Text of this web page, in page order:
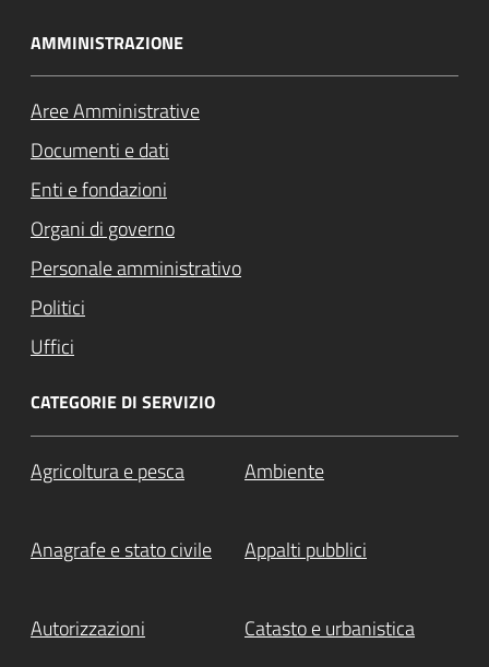
AMMINISTRAZIONE
Aree Amministrative
Documenti e dati
Enti e fondazioni
Organi di governo
Personale amministrativo
Politici
Uffici
CATEGORIE DI SERVIZIO
Agricoltura e pesca Ambiente
Anagrafe e stato civile Appalti pubblici
Autorizzazioni Catasto e urbanistica